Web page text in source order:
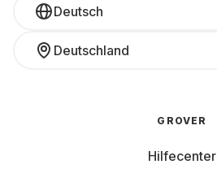
Deutsch
Deutschland
GROVER
Hilfecenter